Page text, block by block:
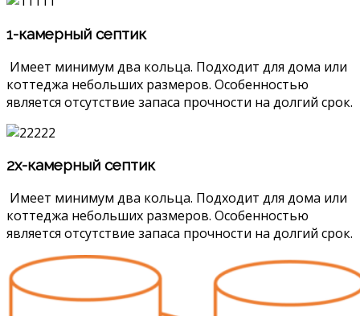
1-камерный септик
Имеет минимум два кольца. Подходит для дома или
коттеджа небольших размеров. Особенностью
является отсутствие запаса прочности на долгий срок.
2х-камерный септик
Имеет минимум два кольца. Подходит для дома или
коттеджа небольших размеров. Особенностью
является отсутствие запаса прочности на долгий срок.